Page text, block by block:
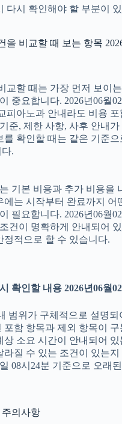
다시 확인해야 할 부분이 있
을 비교할 때 보는 항목
교할 때는 가장 먼저 보이
중요합니다. 2026년06월
피아노과 안내라도 비용
준, 제한 사항, 사후 안내가
를 확인할 때는 같은 기준
.
기본 비용과 추가 비용을
에는 시작부터 완료까지 어
필요합니다. 2026년06월
건이 명확하게 안내되어
정적으로 할 수 있습니다.
확인할 내용 2026년06월
범위가 구체적으로 설명되
포함 항목과 제외 항목이 구
상 소요 시간이 안내되어 있
라질 수 있는 조건이 있는지
08시24분 기준으로 오래
의사항